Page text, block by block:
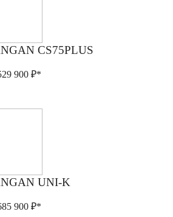
CS75PLUS
900 ₽*
UNI-K
900 ₽*